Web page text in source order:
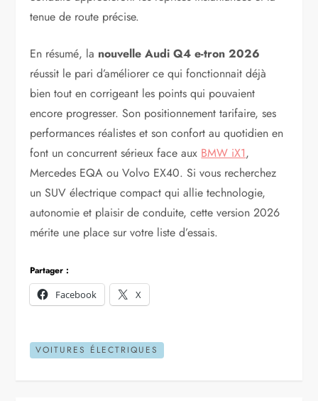
tenue de route précise.
En résumé, la nouvelle Audi Q4 e-tron 2026
réussit le pari d’améliorer ce qui fonctionnait déjà
bien tout en corrigeant les points qui pouvaient
encore progresser. Son positionnement tarifaire, ses
performances réalistes et son confort au quotidien en
font un concurrent sérieux face aux BMW iX1,
Mercedes EQA ou Volvo EX40. Si vous recherchez
un SUV électrique compact qui allie technologie,
autonomie et plaisir de conduite, cette version 2026
mérite une place sur votre liste d’essais.
Partager :
Facebook
X
VOITURES ÉLECTRIQUES